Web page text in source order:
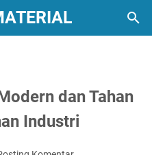
dan Tahan
Industri